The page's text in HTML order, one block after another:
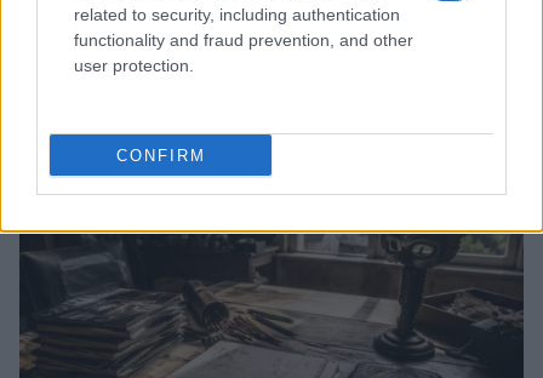
related to security, including authentication
functionality and fraud prevention, and other
user protection.
CONFIRM
Boom del settore tech italiano: 652 milioni in venture
capital nel primo semestre 2026
NERD NEWS